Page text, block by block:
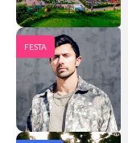
FESTA